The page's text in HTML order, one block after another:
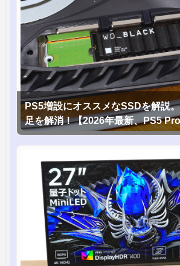
PS5増設にオススメなSSDを解説
足を解消！【2026年最新、PS5